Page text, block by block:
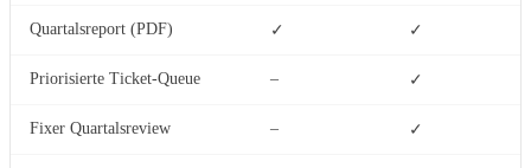
Quartalsreport (PDF) ✓ ✓
Priorisierte Ticket-Queue – ✓
Fixer Quartalsreview – ✓